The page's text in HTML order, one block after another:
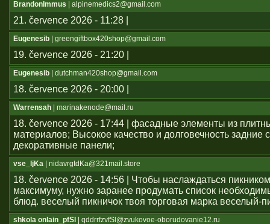
BrandonImmus | alpinemedics2@gmail.com
21. července 2026 - 11:28 |
Eugenesib | greengiftbox420shop@gmail.com
19. července 2026 - 21:20 |
Eugenesib | dutchman420shop@gmail.com
18. července 2026 - 20:00 |
Warrensah | marinakenode@mail.ru
18. července 2026 - 17:44 | фасадные элементы из
материалов; Высокое качество и долговечность задние
декоративные панели;
vse_ljKa | nidavrgtdKa@321mail.store
18. července 2026 - 14:56 | Чтобы наслаждаться
максимуму, нужно заранее продумать список
блюд. веселый пикничок твоя торговая марка веселый-
shkola onlain_pfSl | qddrrfzvfSl@zvukovoe-oborudovanie12.ru